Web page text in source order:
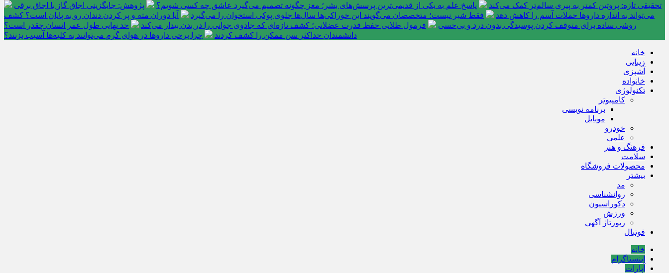
تحقیقی تازه: پروتین کمتر به پیری سالم‌تر کمک می‌کند پاسخ علم به یکی از قدیمی‌ترین پرسش‌های بشر؛ مغز چگونه تصمیم می‌گیرد عاشق چه کسی شویم؟
پژوهش: جایگزینی اجاق گاز با اجاق برقی
می‌تواند به اندازه داروها حملات آسم را کاهش دهد
فقط شیر نیست؛ متخصصان می‌گویند این خوراکی‌ها سال‌ها جلوی پوکی استخوان را می‌گیرد
آیا دوران مته و پر کردن دندان رو به پایان است؟ کشف
روشی ساده برای متوقف کردن پوسیدگی بدون درد و بی‌حسی
فرمول طلایی حفظ قدرت عضلانی؛ کشف تازه‌ای که جادوی جوانی را در بدن بیدار می‌کند
حد نهایی طول عمر انسان چقدر است؟
دانشمندان حداکثر سن ممکن را کشف کردند
چرا برخی داروها در هوای گرم می‌توانند به کلیه‌ها آسیب بزنند؟
خانه
زیبایی
آشپزی
خانواده
تکنولوژی
کامپیوتر
برنامه نویسی
موبایل
خودرو
علمی
فرهنگ و هنر
سلامت
محصولات فروشگاه
بیشتر
مد
روانشناسی
دکوراسیون
ورزش
رپورتاژ آگهی
فوتبال
خانه
اینستاگرام
آپارات